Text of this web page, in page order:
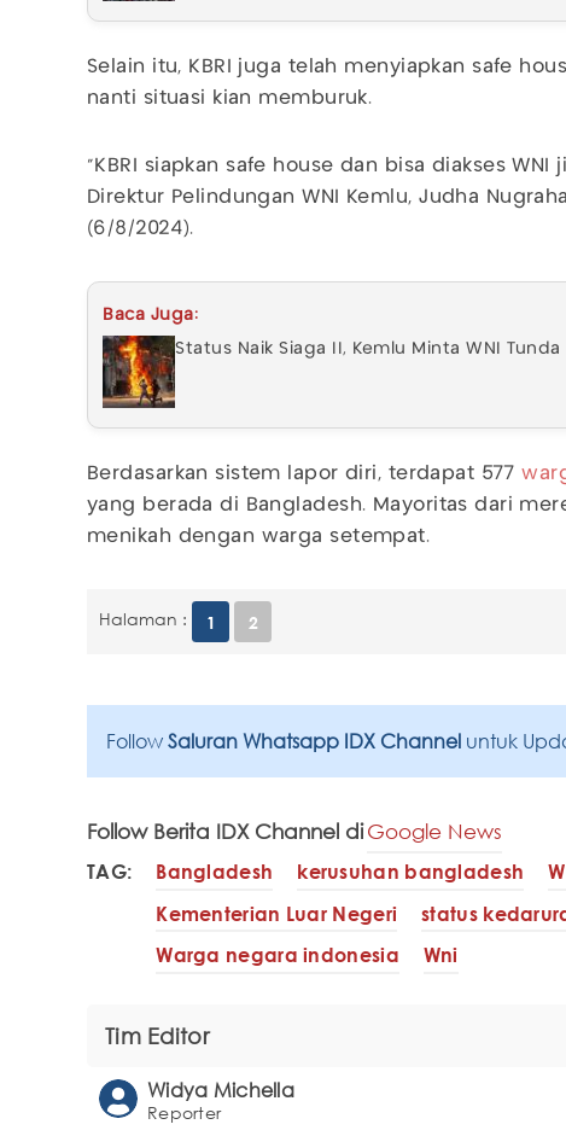
Selain itu, KBRI juga telah menyiapkan safe
nanti situasi kian memburuk.
"KBRI siapkan safe house dan bisa diakses
Direktur Pelindungan WNI Kemlu, Judha
(6/8/2024).
Baca Juga:
Status Naik Siaga II, Kemlu Minta WNI
Berdasarkan sistem lapor diri, terdapat 577
yang berada di Bangladesh. Mayoritas dari
menikah dengan warga setempat.
Halaman : 1 2
Follow Saluran Whatsapp IDX Channel untuk
Follow Berita IDX Channel diGoogle News
TAG: Bangladesh kerusuhan bangladesh
Kementerian Luar Negeri
status
Warga negara indonesia
Wni
Tim Editor
Widya Michella
Reporter